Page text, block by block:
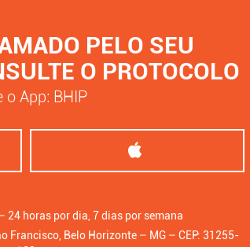
PELO SEU
O PROTOCOLO
o App: BHIP
24 horas por dia, 7 dias por semana
Francisco, Belo Horizonte – MG – CEP: 31255-